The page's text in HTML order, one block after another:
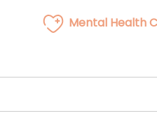
Mental Health